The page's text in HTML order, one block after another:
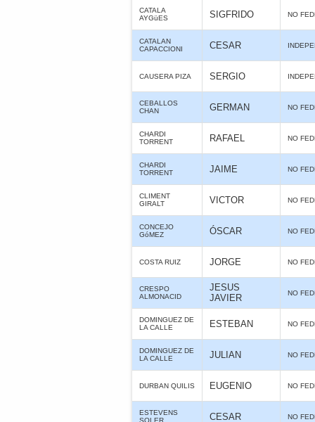
CATALA
AYGüES
SIGFRIDO NO
CATALAN
CAPACCIONI
CESAR
CAUSERA PIZA SERGIO
CEBALLOS
CHAN
GERMAN NO
CHARDI
TORRENT
RAFAEL NO
CHARDI
TORRENT
JAIME NO
CLIMENT
GIRALT
VICTOR NO
CONCEJO
GóMEZ
ÓSCAR NO
COSTA RUIZ JORGE NO
CRESPO
ALMONACID
JESUS
JAVIER
NO
DOMINGUEZ DE
LA CALLE
ESTEBAN NO
DOMINGUEZ DE
LA CALLE
JULIAN NO
DURBAN QUILIS EUGENIO NO
ESTEVENS
SOLER
CESAR NO